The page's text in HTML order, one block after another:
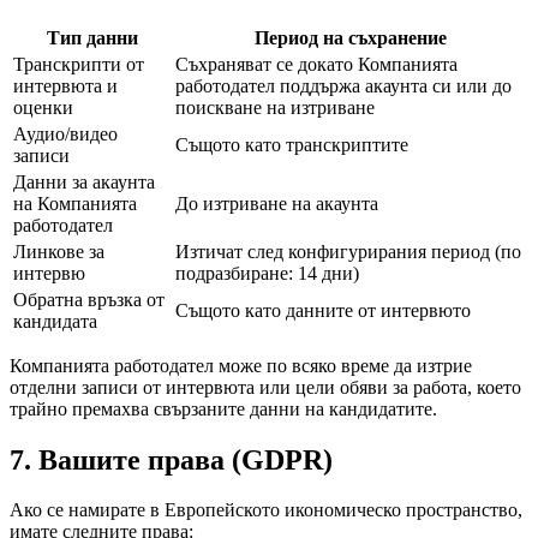
Тип данни
Период на съхранение
Транскрипти от
интервюта и
оценки
Съхраняват се докато Компанията
работодател поддържа акаунта си или до
поискване на изтриване
Аудио/видео
записи
Същото като транскриптите
Данни за акаунта
на Компанията
работодател
До изтриване на акаунта
Линкове за
интервю
Изтичат след конфигурирания период (по
подразбиране: 14 дни)
Обратна връзка от
кандидата
Същото като данните от интервюто
Компанията работодател може по всяко време да изтрие
отделни записи от интервюта или цели обяви за работа, което
трайно премахва свързаните данни на кандидатите.
7. Вашите права (GDPR)
Ако се намирате в Европейското икономическо пространство,
имате следните права: